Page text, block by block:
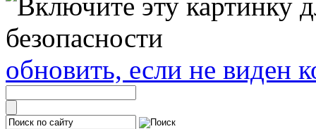
обновить, если не виден